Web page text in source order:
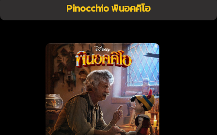
Pinocchio พินอคคิโอ